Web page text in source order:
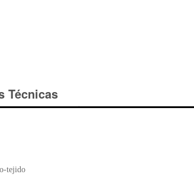
Técnicas
tejido